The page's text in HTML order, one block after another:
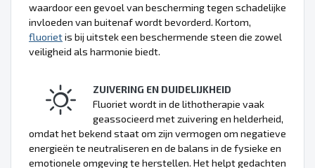
waardoor een gevoel van bescherming tegen schadelijke
invloeden van buitenaf wordt bevorderd. Kortom,
fluorietis bij uitstek een beschermende steen die zowel
veiligheid als harmonie biedt.
ZUIVERING EN DUIDELIJKHEID
Fluoriet wordt in de lithotherapie vaak
geassocieerd met zuivering en helderheid,
omdat het bekend staat om zijn vermogen om negatieve
energieën te neutraliseren en de balans in de fysieke en
emotionele omgeving te herstellen. Het helpt gedachten